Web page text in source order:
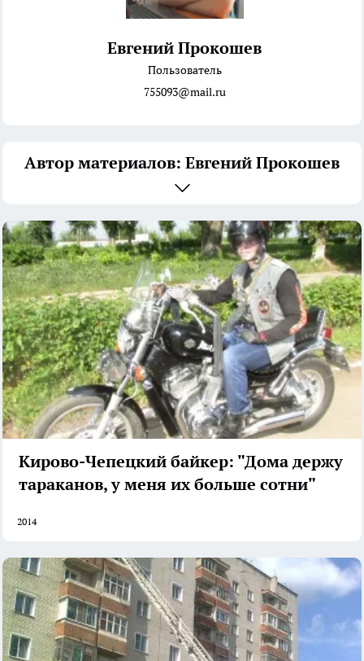
Евгений Прокошев
Пользователь
755093@mail.ru
Автор материалов: Евгений Прокошев
Кирово-Чепецкий байкер: "Дома держу
тараканов, у меня их больше сотни"
2014